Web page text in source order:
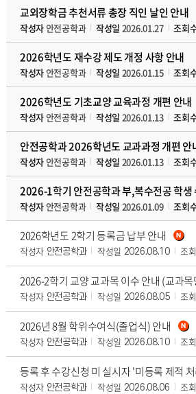
교외장학금 추천서류 총장 직인 날인 안내
작성자안전공학과 작성일 2026.01.27 조회
2026학년도 재수강 제도 개정 사항 안내
작성자안전공학과 작성일 2026.01.15 조회
2026학년도 기초교양 교육과정 개편 안내
작성자안전공학과 작성일 2026.01.13 조회
안전공학과 2026학년도 교과과정 개편 안
작성자안전공학과 작성일 2026.01.13 조회
2026-1학기 안전공학과 부,복수전공 학생
작성자안전공학과 작성일 2026.01.09 조회
2026학년도 2학기 등록금 납부 안내
작성자 안전공학과 작성일 2026.08.10 조
2026-2학기 교양 교과목 이수 안내 (교과목
작성자 안전공학과 작성일 2026.08.05 조
2026년 8월 학위수여식(졸업식) 안내
작성자 안전공학과 작성일 2026.08.10 조
등록 후 수강신청 미 실시자 '미등록 제적
작성자 안전공학과 작성일 2026.08.06 조